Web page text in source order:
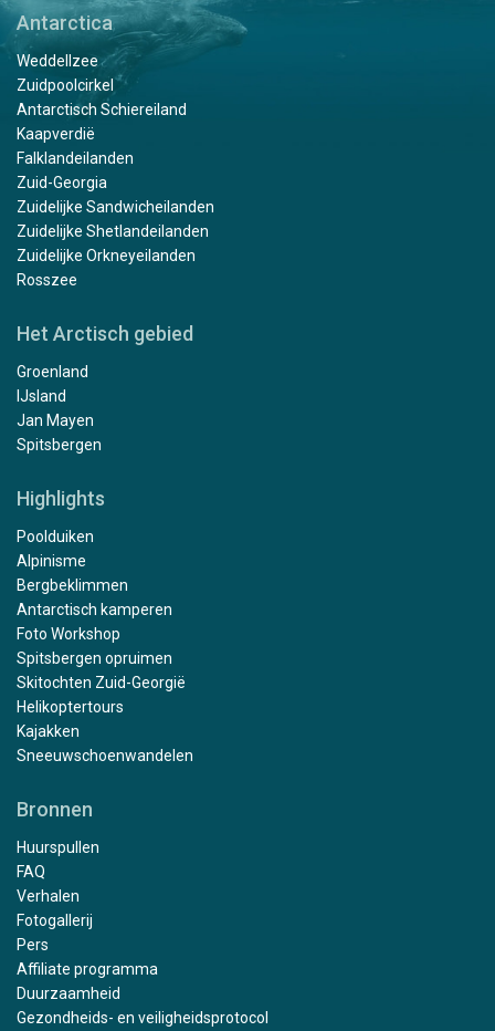
Antarctica
Weddellzee
Zuidpoolcirkel
Antarctisch Schiereiland
Kaapverdië
Falklandeilanden
Zuid-Georgia
Zuidelijke Sandwicheilanden
Zuidelijke Shetlandeilanden
Zuidelijke Orkneyeilanden
Rosszee
Het Arctisch gebied
Groenland
IJsland
Jan Mayen
Spitsbergen
Highlights
Poolduiken
Alpinisme
Bergbeklimmen
Antarctisch kamperen
Foto Workshop
Spitsbergen opruimen
Skitochten Zuid-Georgië
Helikoptertours
Kajakken
Sneeuwschoenwandelen
Bronnen
Huurspullen
FAQ
Verhalen
Fotogallerij
Pers
Affiliate programma
Duurzaamheid
Gezondheids- en veiligheidsprotocol